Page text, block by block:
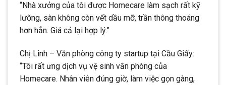
“Nhà xưởng của tôi được Homecare làm sạch rất kỹ
lưỡng, sàn không còn vết dầu mỡ, trần thông thoáng
hơn hẳn. Giá cả lại hợp lý.”
Chị Linh – Văn phòng công ty startup tại Cầu Giấy:
“Tôi rất ưng dịch vụ vệ sinh văn phòng của
Homecare. Nhân viên đúng giờ, làm việc gọn gàng,